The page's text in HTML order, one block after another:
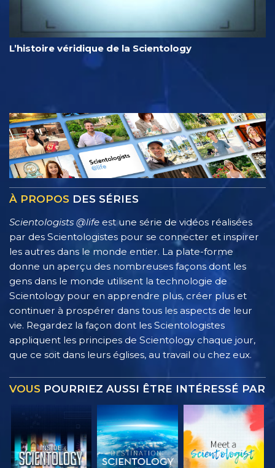
L’histoire véridique de la Scientology
À PROPOS DES SÉRIES
Scientologists @life est une série de vidéos réalisées
par des Scientologistes pour se connecter et inspirer
les autres dans le monde entier. La plate-forme
donne un aperçu des nombreuses façons dont les
gens dans le monde utilisent la technologie de
Scientology pour en apprendre plus, créer plus et
continuer à prospérer dans tous les aspects de leur
vie. Regardez la façon dont les Scientologistes
appliquent les principes de Scientology chaque jour,
que ce soit dans leurs églises, au travail ou chez eux.
VOUS POURRIEZ AUSSI ÊTRE INTÉRESSÉ PAR